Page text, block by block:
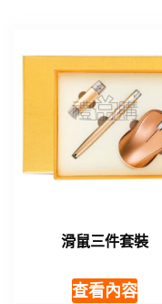
滑鼠三件套裝
查看內容